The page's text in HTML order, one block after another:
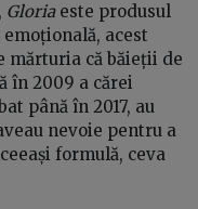
Gloriaeste produsul
acest
mărturia că băieții de
în 2009 a cărei
până în 2017, au
nevoie pentru a
formulă, ceva